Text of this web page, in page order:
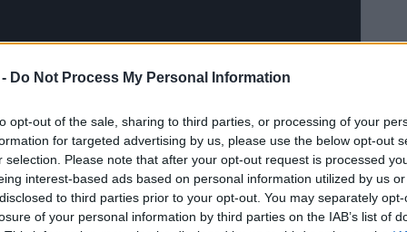
Do Not Process My Personal Information
opt-out of the sale, sharing to third parties, or processing of your
for targeted advertising by us, please use the below opt-out
selection. Please note that after your opt-out request is processed
interest-based ads based on personal information utilized by us
to third parties prior to your opt-out. You may separately
of your personal information by third parties on the IAB’s list of
el programaMileagePlusde
invaluable para los amantes de los
asociadas, grupos hoteleros y
numerosas oportunidades para ganar y